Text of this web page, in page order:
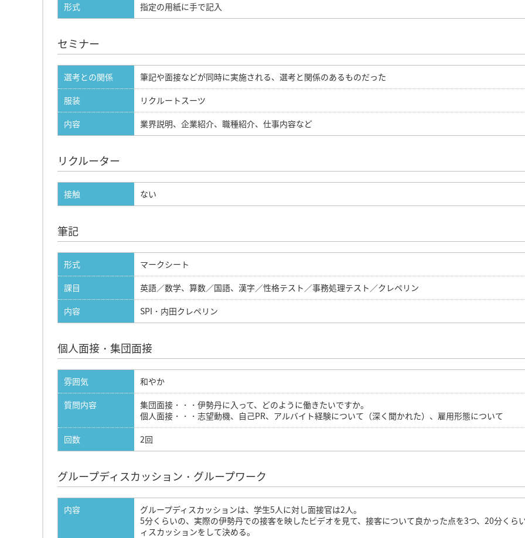
形式
指定の用紙に手で記入
セミナー
選考との関係
筆記や面接などが同時に実施される、選考と関係のあるものだった
服装
リクルートスーツ
内容
業界説明、企業紹介、職種紹介、仕事内容など
リクルーター
接触 ない
筆記
形式
マークシート
課目
英語／数学、算数／国語、漢字／性格テスト／事務処理テスト／クレペリン
内容
SPI・内田クレペリン
個人面接・集団面接
雰囲気
和やか
質問内容
集団面接・・・伊勢丹に入って、どのように働きたいですか。
個人面接・・・志望動機、自己PR、アルバイト経験について（深く聞かれた）、雇用形態について
回数
2回
グループディスカッション・グループワーク
内容
グループディスカッションは、学生5人に対し面接官は2人。
5分くらいの、実際の伊勢丹での接客を映したビデオを見て、接客について良かった点を3つ、20分くら
ィスカッションをして決める。